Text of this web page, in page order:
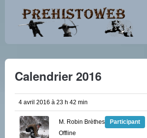
Calendrier 2016
4 avril 2016 à 23 h 42 min
M. Robin Brèthes
Participant
Offline